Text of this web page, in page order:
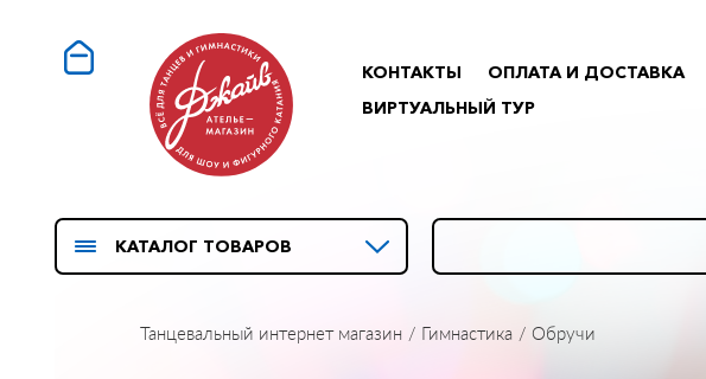
КОНТАКТЫ ОПЛАТА И ДОСТАВКА
ВИРТУАЛЬНЫЙ ТУР
КАТАЛОГ ТОВАРОВ
Танцевальный интернет магазин Гимнастика Обручи